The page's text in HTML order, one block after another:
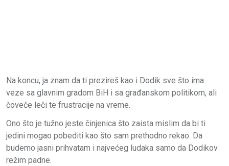
Na koncu, ja znam da ti prezireš kao i Dodik sve što ima
veze sa glavnim gradom BiH i sa građanskom politikom, ali
čoveče leči te frustracije na vreme.
Ono što je tužno jeste činjenica što zaista mislim da bi ti
jedini mogao pobediti kao što sam prethodno rekao. Da
budemo jasni prihvatam i najvećeg ludaka samo da Dodikov
režim padne.